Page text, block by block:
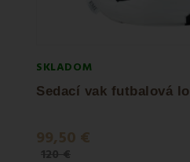
SKLADOM
99,50 €
120 €